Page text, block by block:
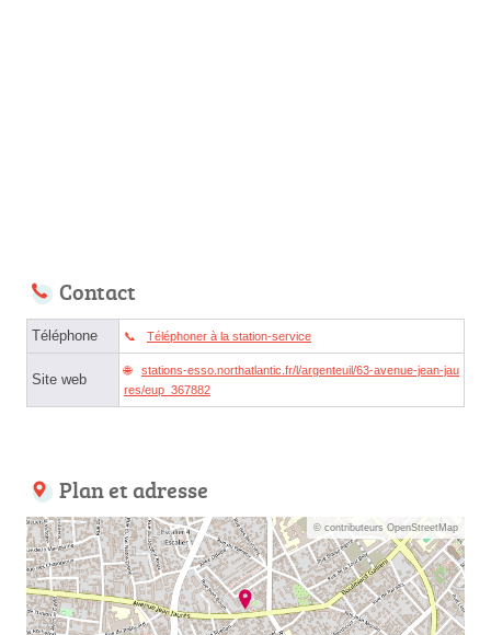
Contact
Téléphone Téléphoner à la station-service
Site web
stations-esso.northatlantic.fr/l/argenteuil/63-avenue-jean-jau
res/eup_367882
Plan et adresse
© contributeurs OpenStreetMap